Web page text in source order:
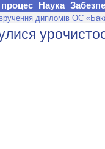
процес Наука
дипломів ОС